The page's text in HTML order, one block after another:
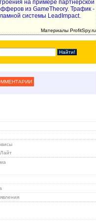
на примере партнерской
из GameTheory. Трафик -
системы LeadImpact.
Материалы ProfitSpy.ru